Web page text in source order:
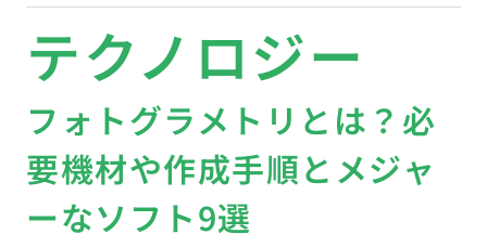
テクノロジー
フォトグラメトリとは？必
要機材や作成手順とメジャ
ーなソフト9選